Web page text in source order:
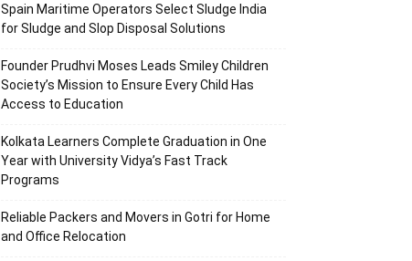
Spain Maritime Operators Select Sludge India
for Sludge and Slop Disposal Solutions
Founder Prudhvi Moses Leads Smiley Children
Society’s Mission to Ensure Every Child Has
Access to Education
Kolkata Learners Complete Graduation in One
Year with University Vidya’s Fast Track
Programs
Reliable Packers and Movers in Gotri for Home
and Office Relocation